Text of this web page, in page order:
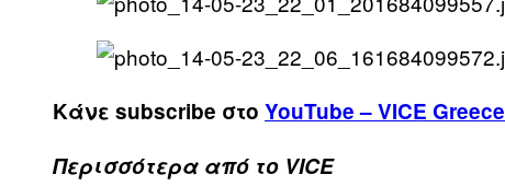
Κάνε subscribe στο YouTube – VICE Greece
Περισσότερα από το VICE